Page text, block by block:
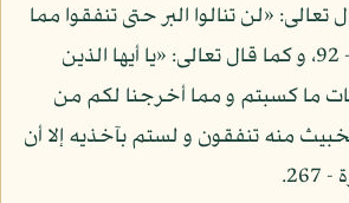
«لن تنالوا البر حتى تنفقوا مما
تحبون:» آل عمران - 92، و كما قال تعالى: «يا أيها الذين
ما كسبتم و مما أخرجنا لكم من
منه تنفقون و لستم بآخذيه إلا أن